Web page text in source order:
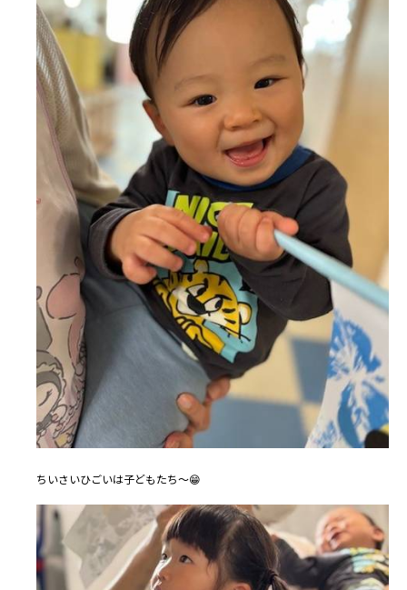
ちいさいひごいは子どもたち～😁